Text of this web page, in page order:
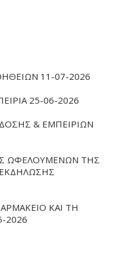
11-07-2026
25-06-2026
& ΕΜΠΕΙΡΙΩΝ
ΩΦΕΛΟΥΜΕΝΩΝ ΤΗΣ
ΚΑΙ ΤΗ
2026